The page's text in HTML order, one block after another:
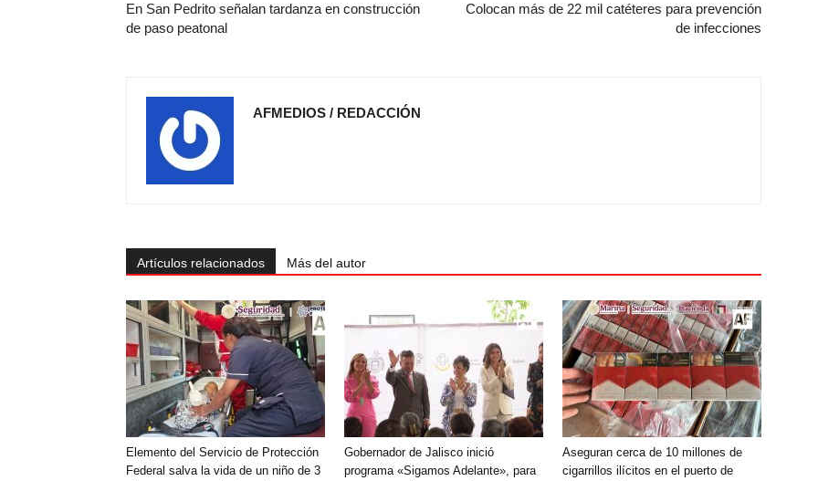
En San Pedrito señalan tardanza en construcción
de paso peatonal
Colocan más de 22 mil catéteres para prevención
de infecciones
AFMEDIOS / REDACCIÓN
Artículos relacionados Más del autor
Elemento del Servicio de Protección
Federal salva la vida de un niño de 3
Gobernador de Jalisco inició
programa «Sigamos Adelante», para
Aseguran cerca de 10 millones de
cigarrillos ilícitos en el puerto de